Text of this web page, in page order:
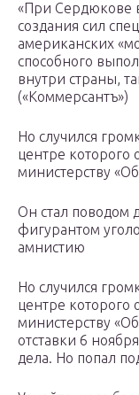
«При Сердюкове
создания сил
американских
способного
внутри страны,
(«Коммерсантъ»)
Но случился
центре которого
министерству
Он стал поводом
фигурантом
амнистию
Но случился
центре которого
министерству
отставки 6
дела. Но попал